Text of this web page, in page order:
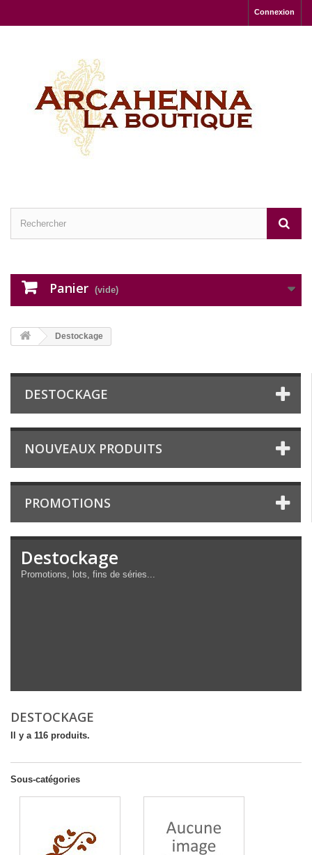
Connexion
Panier (vide)
Destockage
DESTOCKAGE
NOUVEAUX PRODUITS
PROMOTIONS
Destockage
Promotions, lots, fins de séries...
DESTOCKAGE
Il y a 116 produits.
Sous-catégories